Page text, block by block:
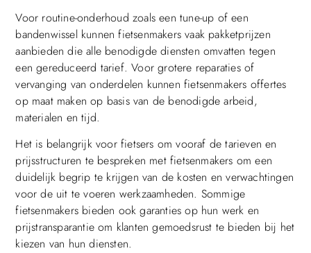
Voor routine-onderhoud zoals een tune-up of een
bandenwissel kunnen fietsenmakers vaak pakketprijzen
aanbieden die alle benodigde diensten omvatten tegen
een gereduceerd tarief. Voor grotere reparaties of
vervanging van onderdelen kunnen fietsenmakers offertes
op maat maken op basis van de benodigde arbeid,
materialen en tijd.
Het is belangrijk voor fietsers om vooraf de tarieven en
prijsstructuren te bespreken met fietsenmakers om een
duidelijk begrip te krijgen van de kosten en verwachtingen
voor de uit te voeren werkzaamheden. Sommige
fietsenmakers bieden ook garanties op hun werk en
prijstransparantie om klanten gemoedsrust te bieden bij het
kiezen van hun diensten.